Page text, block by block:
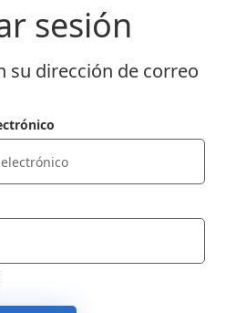
sesión
su dirección de correo